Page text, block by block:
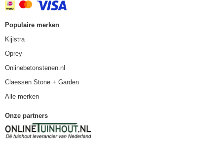
Populaire merken
Kijlstra
Oprey
Onlinebetonstenen.nl
Claessen Stone + Garden
Alle merken
Onze partners